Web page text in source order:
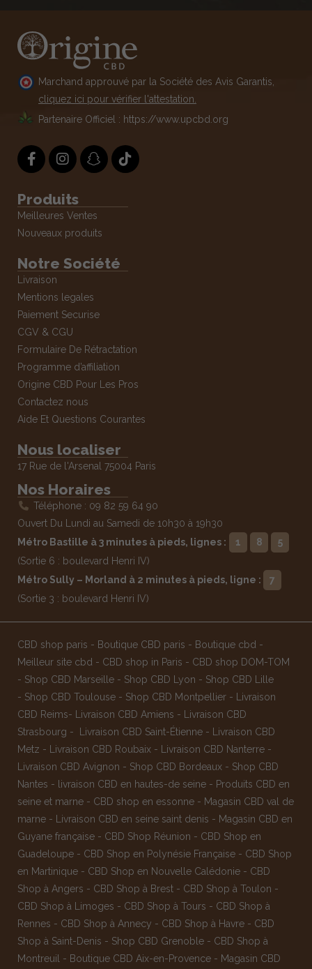
Marchand approuvé par la Société des Avis Garantis,
cliquez ici pour vérifier l'attestation.
Partenaire Officiel : https://www.upcbd.org
Produits
Meilleures Ventes
Nouveaux produits
Notre Société
Livraison
Mentions legales
Paiement Securise
CGV & CGU
Formulaire De Rétractation
Programme d’affiliation
Origine CBD Pour Les Pros
Contactez nous
Aide Et Questions Courantes
Nous localiser
17 Rue de l'Arsenal 75004 Paris
Nos Horaires
Téléphone : 09 82 59 64 90
Ouvert Du Lundi au Samedi de 10h30 à 19h30
Métro Bastille à 3 minutes à pieds, lignes :
1 8
5
(Sortie 6 : boulevard Henri IV)
Métro Sully – Morland à 2 minutes à pieds, ligne :
7
(Sortie 3 : boulevard Henri IV)
CBD shop paris - Boutique CBD paris - Boutique cbd -
Meilleur site cbd - CBD shop in Paris - CBD shop DOM-TOM
- Shop CBD Marseille - Shop CBD Lyon - Shop CBD Lille
- Shop CBD Toulouse - Shop CBD Montpellier -
Livraison
CBD Reims- Livraison CBD Amiens -
Livraison CBD
Strasbourg - Livraison CBD Saint-Étienne -
Livraison CBD
Metz - Livraison CBD Roubaix - Livraison CBD Nanterre -
Livraison CBD Avignon - Shop CBD Bordeaux - Shop CBD
Nantes - livraison CBD en hautes-de seine - Produits CBD en
seine et marne - CBD shop en essonne - Magasin CBD val de
marne - Livraison CBD en seine saint denis - Magasin CBD en
Guyane française - CBD Shop Réunion - CBD Shop en
Guadeloupe - CBD Shop en Polynésie Française - CBD Shop
en Martinique - CBD Shop en Nouvelle Calédonie - CBD
Shop à Angers - CBD Shop à Brest - CBD Shop à Toulon -
CBD Shop à Limoges - CBD Shop à Tours - CBD Shop à
Rennes - CBD Shop à Annecy - CBD Shop à Havre - CBD
Shop à Saint-Denis - Shop CBD Grenoble - CBD Shop à
Montreuil
- Boutique CBD Aix-en-Provence - Magasin CBD